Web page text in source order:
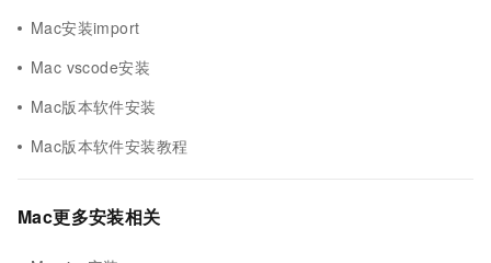
Mac安装import
Mac vscode安装
Mac版本软件安装
Mac版本软件安装教程
Mac更多安装相关